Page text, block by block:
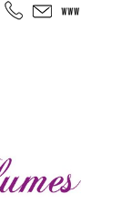
différentes,